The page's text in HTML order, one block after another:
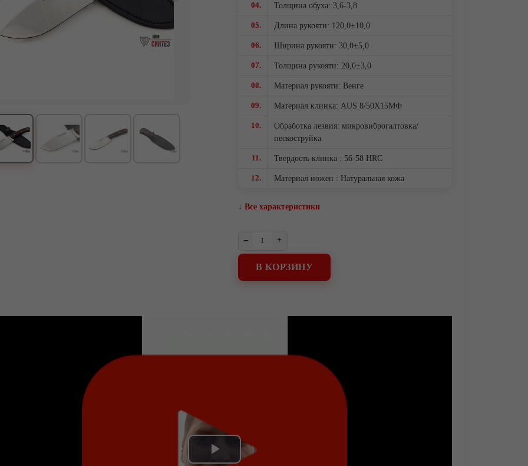
04. Толщина обуха: 3,6-3,8
05. Длина рукояти: 120,0±10,0
06. Ширина рукояти: 30,0±5,0
07. Толщина рукояти: 20,0±3,0
08. Материал рукояти: Венге
09. Материал клинка: AUS 8/50Х15МФ
10.
Обработка лезвия: микровиброгалтовка/
пескоструйка
11. Твердость клинка : 56-58 HRC
12. Материал ножен : Натуральная кожа
↓ Все характеристики
– +
В КОРЗИНУ